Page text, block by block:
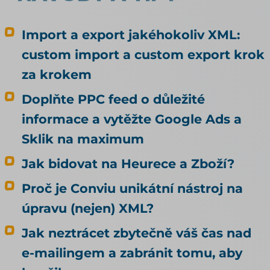
se tedy rozhodl vědomě. Alza zjistila, že za ni
rozhodlo nastavení, které kvůli agentům nikdo
nedělal. Rada, kterou k tomu na internetu
najdete, bývá pořád stejná: dejte do pořádku
produktová data. Je to dobrá rada, jen
odpovídá na jinou otázku, než si většina lidí
myslí. Kvalitní data rozhodují o tom, jestli vás
umělá inteligence doporučí. To, jestli u vás
článek je proto o nakupování, ne o
doporučování. Odpovídá na tři otázky: Může u
mě agent nakoupit už dnes, i když jsem to
nikde nepovolil? Co bych musel udělat, aby u
mě mohl nakupovat oficiálně, a vyplatí se to?
Kdo zaplatí škodu, když agent koupí něco
jiného, než měl? Jak vás má umělá inteligence
Import a export jakéhokoliv XML:
custom import a custom export krok
za krokem
Doplňte PPC feed o důležité
informace a vytěžte Google Ads a
Sklik na maximum
Jak bidovat na Heurece a Zboží?
Proč je Conviu unikátní nástroj na
úpravu (nejen) XML?
Jak neztrácet zbytečně váš čas nad
e-mailingem a zabránit tomu, aby